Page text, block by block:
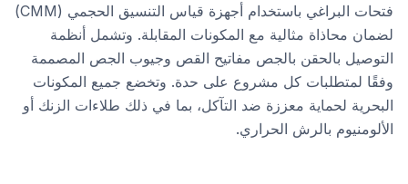
فتحات البراغي باستخدام أجهزة قياس التنسيق الحجمي (CMM)
لضمان محاذاة مثالية مع المكونات المقابلة. وتشمل أنظمة
التوصيل بالحقن بالجص مفاتيح القص وجيوب الجص المصممة
وفقًا لمتطلبات كل مشروع على حدة. وتخضع جميع المكونات
البحرية لحماية معززة ضد التآكل، بما في ذلك طلاءات الزنك أو
الألومنيوم بالرش الحراري.